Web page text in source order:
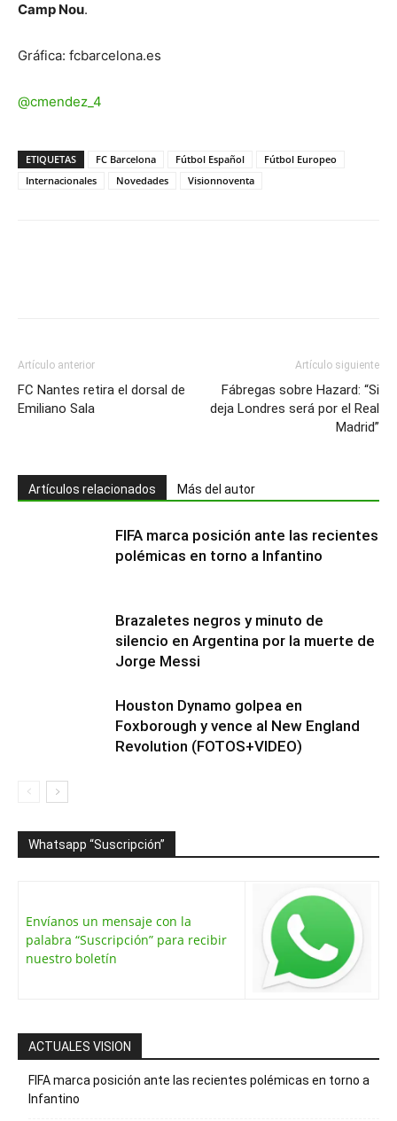
Camp Nou.
Gráfica: fcbarcelona.es
@cmendez_4
ETIQUETAS FC Barcelona Fútbol Español
Fútbol Europeo
Internacionales
Novedades Visionnoventa
Artículo anterior
FC Nantes retira el dorsal de
Emiliano Sala
Artículo siguiente
Fábregas sobre Hazard: “Si
deja Londres será por el Real
Madrid”
Artículos relacionados Más del autor
FIFA marca posición ante las recientes
polémicas en torno a Infantino
Brazaletes negros y minuto de
silencio en Argentina por la muerte de
Jorge Messi
Houston Dynamo golpea en
Foxborough y vence al New England
Revolution (FOTOS+VIDEO)
Whatsapp “Suscripción”
Envíanos un mensaje con la
palabra “Suscripción” para recibir
nuestro boletín
ACTUALES VISION
FIFA marca posición ante las recientes polémicas en torno a
Infantino